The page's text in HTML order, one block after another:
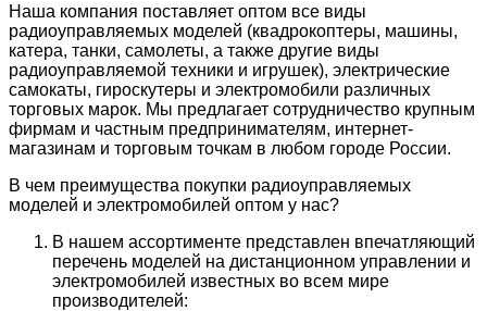
Наша компания поставляет оптом все виды
радиоуправляемых моделей (квадрокоптеры, машины,
катера, танки, самолеты, а также другие виды
радиоуправляемой техники и игрушек), электрические
самокаты, гироскутеры и электромобили различных
торговых марок. Мы предлагает сотрудничество крупным
фирмам и частным предпринимателям, интернет-
магазинам и торговым точкам в любом городе России.
В чем преимущества покупки радиоуправляемых
моделей и электромобилей оптом у нас?
В нашем ассортименте представлен впечатляющий
перечень моделей на дистанционном управлении и
электромобилей известных во всем мире
производителей: